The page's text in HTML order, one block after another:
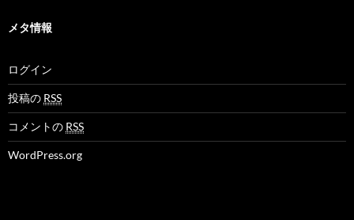
メタ情報
ログイン
投稿の RSS
コメントの RSS
WordPress.org